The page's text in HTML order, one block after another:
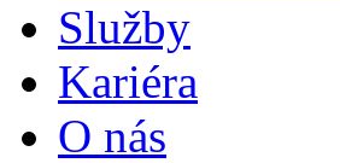
Služby
Kariéra
O nás